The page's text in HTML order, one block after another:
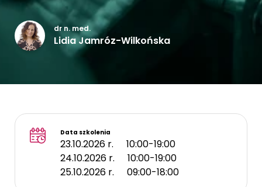
dr n. med.
Lidia Jamróz-Wilkońska
Data szkolenia
23.10.2026 r.
10:00-19:00
24.10.2026 r.
10:00-19:00
25.10.2026 r.
09:00-18:00